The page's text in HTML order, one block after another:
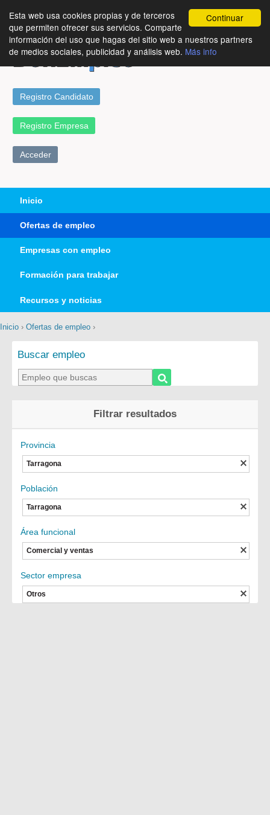
Continuar
Esta web usa cookies propias y de terceros
que permiten ofrecer sus servicios. Comparte
información del uso que hagas del sitio web a nuestros partners
de medios sociales, publicidad y análisis web. Más info
Registro Candidato
Registro Empresa
Acceder
Inicio
Ofertas de empleo
Empresas con empleo
Formación para trabajar
Recursos y noticias
Inicio › Ofertas de empleo ›
Buscar empleo
Filtrar resultados
Provincia
Tarragona
Población
Tarragona
Área funcional
Comercial y ventas
Sector empresa
Otros